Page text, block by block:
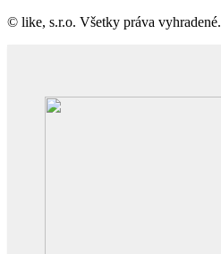
© like, s.r.o. Všetky práva vyhradené.